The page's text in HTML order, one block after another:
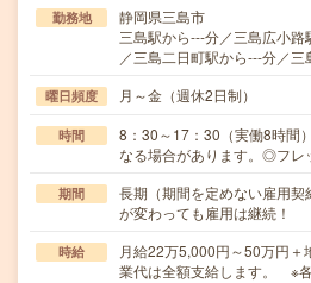
勤務地
静岡県三島市
三島駅から---分／三島広小
／三島二日町駅から---分／
曜日頻度 月～金（週休2日制）
時間
8：30～17：30（実働8時間
なる場合があります。◎フ
期間
長期（期間を定めない雇用
が変わっても雇用は継続！
時給
月給22万5,000円～50万円
業代は全額支給します。 ※